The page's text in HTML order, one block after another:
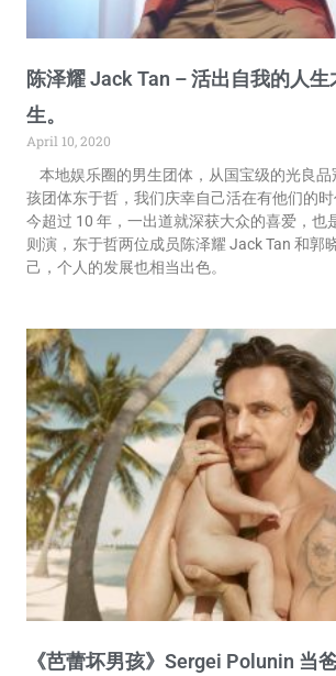
陈泽耀 Jack Tan – 活出自我的人生
生。
April 10, 2020
本地娱乐圈的男生团体，从国宝级的光良品
孩团体东于哲，我们庆幸自己活在有他们的
今超过 10 年，一出道就深获大众的喜爱，也
则演，东于哲两位成员陈泽耀 Jack Tan 和郭
己，个人的发展也相当出色。
《芭蕾坏男孩》Sergei Polunin 当